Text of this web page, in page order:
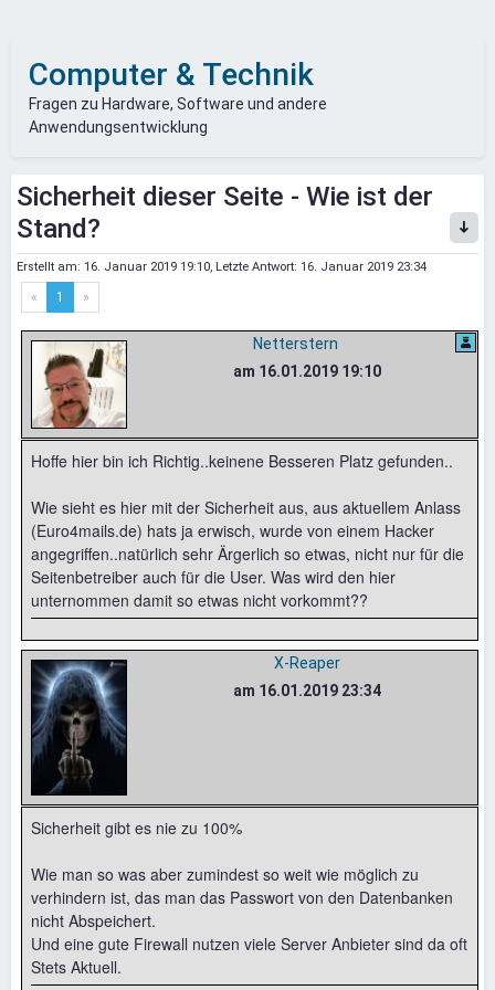
Computer & Technik
Fragen zu Hardware, Software und andere
Anwendungsentwicklung
Sicherheit dieser Seite - Wie ist der
Stand?
Erstellt am: 16. Januar 2019 19:10, Letzte Antwort: 16. Januar 2019 23:34
« 1 »
Netterstern
am 16.01.2019 19:10
Hoffe hier bin ich Richtig..keinene Besseren Platz gefunden..
Wie sieht es hier mit der Sicherheit aus, aus aktuellem Anlass
(Euro4mails.de) hats ja erwisch, wurde von einem Hacker
angegriffen..natürlich sehr Ärgerlich so etwas, nicht nur für die
Seitenbetreiber auch für die User. Was wird den hier
unternommen damit so etwas nicht vorkommt??
X-Reaper
am 16.01.2019 23:34
Sicherheit gibt es nie zu 100%
Wie man so was aber zumindest so weit wie möglich zu
verhindern ist, das man das Passwort von den Datenbanken
nicht Abspeichert.
Und eine gute Firewall nutzen viele Server Anbieter sind da oft
Stets Aktuell.